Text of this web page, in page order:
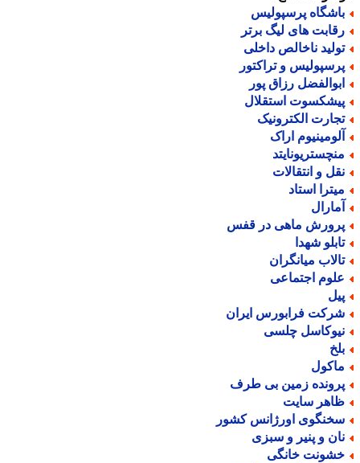
پرسپولیس
های لیگ برتر
ناخالص داخلی
و تراکتور
رزاق پور
استقلال
الکترونیک
اراک
و انتقالات
استاد
ماهی در قفس
شهدا
میانگران
اجتماعی
فرابورس ایران
چلسی
زمین بی طرف
سایت
اورژانس کشور
و پنیر و سبزی
خانگی